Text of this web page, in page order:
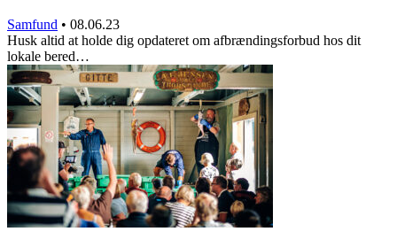
Samfund • 08.06.23
Husk altid at holde dig opdateret om afbrændingsforbud hos dit
lokale bered…